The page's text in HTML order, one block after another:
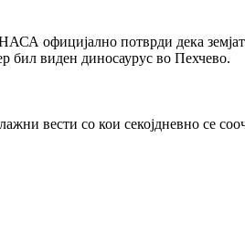
официјално потврди дека
бил виден диносаурус во Пехчево.
вести со кои секојдневно се